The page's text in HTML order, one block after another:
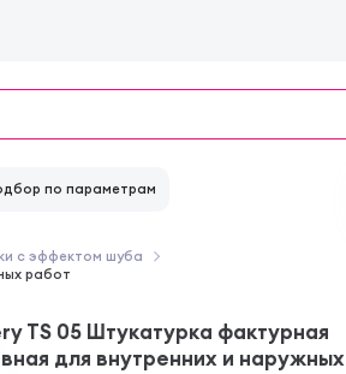
по параметрам
с эффектом шуба
работ
TS 05 Штукатурка фактурная
для внутренних и наружных